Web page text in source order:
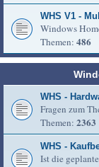
WHS V1 -
Windows
Themen: 486
WHS -
Fragen zum
Themen: 2363
WHS -
Ist die